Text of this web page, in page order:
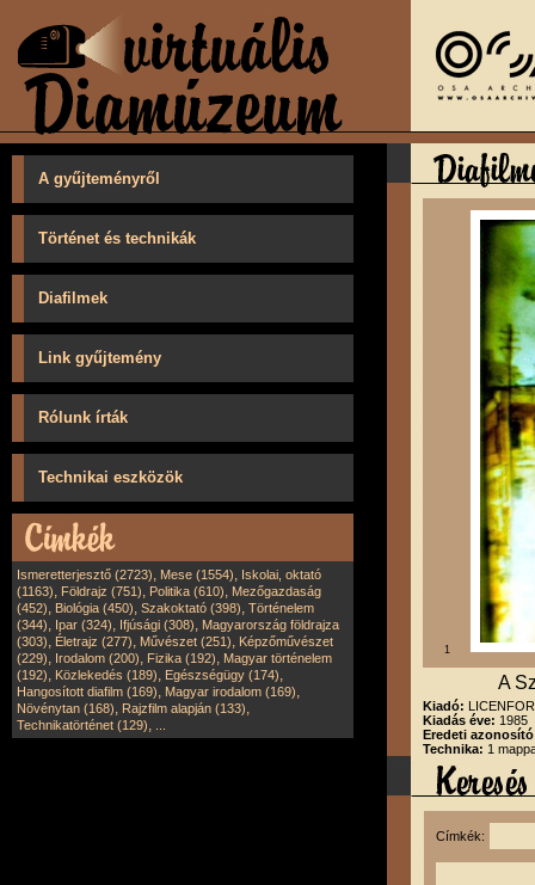
A gyűjteményről
Történet és technikák
Diafilmek
Link gyűjtemény
Rólunk írták
Technikai eszközök
Ismeretterjesztő (2723), Mese (1554), Iskolai, oktató
(1163), Földrajz (751), Politika (610), Mezőgazdaság
(452), Biológia (450), Szakoktató (398), Történelem
(344), Ipar (324), Ifjúsági (308), Magyarország földrajza
(303), Életrajz (277), Művészet (251), Képzőművészet
(229), Irodalom (200), Fizika (192), Magyar történelem
(192), Közlekedés (189), Egészségügy (174),
Hangosított diafilm (169), Magyar irodalom (169),
Növénytan (168), Rajzfilm alapján (133),
Technikatörténet (129),
1
A
Kiadó:
Kiadás éve: 1985
Eredeti
Technika: 1
Címkék: